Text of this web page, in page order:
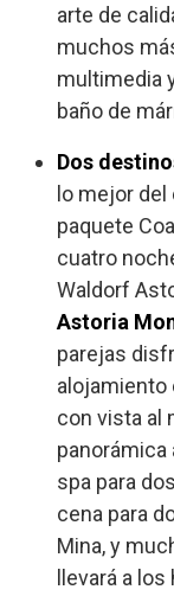
arte de
muchos
multimedia
baño de
Dos
lo mejor
paquete
cuatro
Waldorf
Astoria
parejas
alojamiento
con vista al
panorámica
spa para
cena para
Mina, y
llevará a